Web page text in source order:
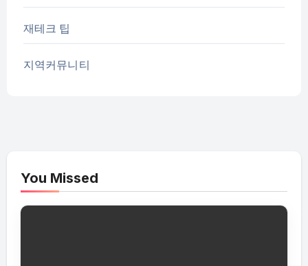
재테크 팁
지역커뮤니티
You Missed